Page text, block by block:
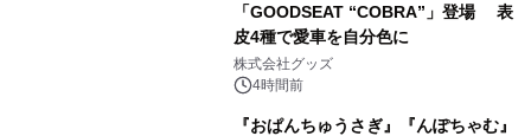
「GOODSEAT “COBRA”」登場 表
皮4種で愛車を自分色に
株式会社グッズ
4時間前
『おぱんちゅうさぎ』『んぽちゃむ』